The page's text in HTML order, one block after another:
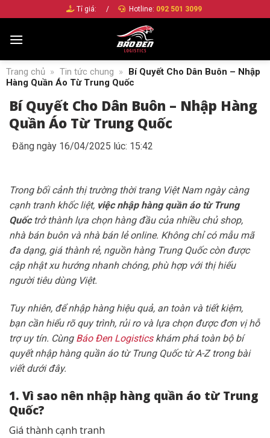
nội
Tỉ giá: / Hotline: 092 501 3099
Trang chủ » Tin tức chung »
Bí Quyết Cho Dân Buôn – Nhập
Hàng Quần Áo Từ Trung Quốc
Bí Quyết Cho Dân Buôn – Nhập Hàng
Quần Áo Từ Trung Quốc
Đăng ngày 16/04/2025 lúc: 15:42
Trong bối cảnh thị trường thời trang Việt Nam ngày càng
cạnh tranh khốc liệt, việc nhập hàng quần áo từ Trung
Quốctrở thành lựa chọn hàng đầu của nhiều chủ shop,
nhà bán buôn và nhà bán lẻ online. Không chỉ có mẫu mã
đa dạng, giá thành rẻ, nguồn hàng Trung Quốc còn được
cập nhật xu hướng nhanh chóng, phù hợp với thị hiếu
người tiêu dùng Việt.
Tuy nhiên, để nhập hàng hiệu quả, an toàn và tiết kiệm,
bạn cần hiểu rõ quy trình, rủi ro và lựa chọn được đơn vị hỗ
trợ uy tín. Cùng Báo Đen Logisticskhám phá toàn bộ bí
quyết nhập hàng quần áo từ Trung Quốc từ A-Z trong bài
viết dưới đây.
1. Vì sao nên nhập hàng quần áo từ Trung
Quốc?
Giá thành cạnh tranh